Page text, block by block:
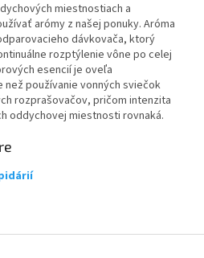
miestnostiach a
arómy z našej ponuky. Aróma
dávkovača, ktorý
rozptýlenie vône po celej
esencií je oveľa
používanie vonných sviečok
rozprašovačov, pričom intenzita
oddychovej miestnosti rovnaká.